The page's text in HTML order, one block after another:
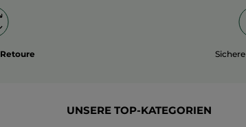
Retoure Sichere
UNSERE TOP-KATEGORIEN